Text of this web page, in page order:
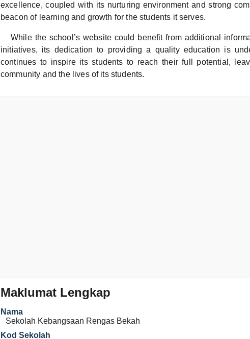
excellence, coupled with its nurturing environment and strong
beacon of learning and growth for the students it serves.
While the school’s website could benefit from additional
initiatives, its dedication to providing a quality education is
continues to inspire its students to reach their full potential,
community and the lives of its students.
Maklumat Lengkap
Nama
Sekolah Kebangsaan Rengas Bekah
Kod Sekolah